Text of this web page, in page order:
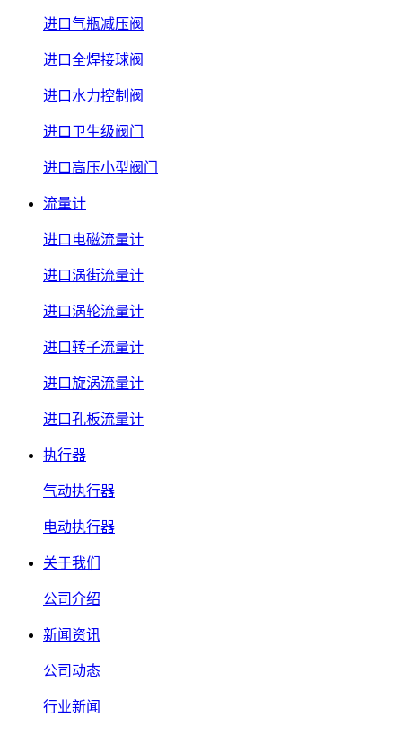
进口气瓶减压阀
进口全焊接球阀
进口水力控制阀
进口卫生级阀门
进口高压小型阀门
流量计
进口电磁流量计
进口涡街流量计
进口涡轮流量计
进口转子流量计
进口旋涡流量计
进口孔板流量计
执行器
气动执行器
电动执行器
关于我们
公司介绍
新闻资讯
公司动态
行业新闻